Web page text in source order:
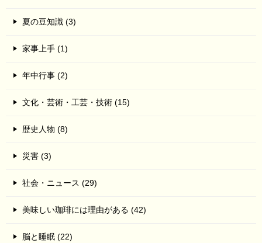
夏の豆知識 (3)
家事上手 (1)
年中行事 (2)
文化・芸術・工芸・技術 (15)
歴史人物 (8)
災害 (3)
社会・ニュース (29)
美味しい珈琲には理由がある (42)
脳と睡眠 (22)